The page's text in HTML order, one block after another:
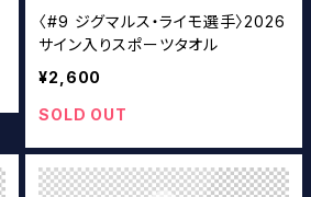
〈#9 ジグマルス・ライモ選手〉2026
サイン入りスポーツタオル
¥2,600
SOLD OUT